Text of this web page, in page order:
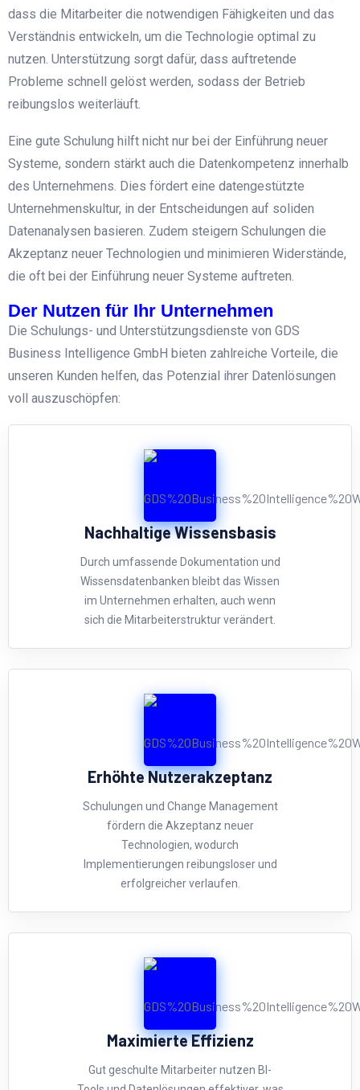
dass die Mitarbeiter die notwendigen Fähigkeiten und das
Verständnis entwickeln, um die Technologie optimal zu
nutzen. Unterstützung sorgt dafür, dass auftretende
Probleme schnell gelöst werden, sodass der Betrieb
reibungslos weiterläuft.
Eine gute Schulung hilft nicht nur bei der Einführung neuer
Systeme, sondern stärkt auch die Datenkompetenz innerhalb
des Unternehmens. Dies fördert eine datengestützte
Unternehmenskultur, in der Entscheidungen auf soliden
Datenanalysen basieren. Zudem steigern Schulungen die
Akzeptanz neuer Technologien und minimieren Widerstände,
die oft bei der Einführung neuer Systeme auftreten.
Der Nutzen für Ihr Unternehmen
Die Schulungs- und Unterstützungsdienste von GDS
Business Intelligence GmbH bieten zahlreiche Vorteile, die
unseren Kunden helfen, das Potenzial ihrer Datenlösungen
voll auszuschöpfen:
Nachhaltige Wissensbasis
Durch umfassende Dokumentation und
Wissensdatenbanken bleibt das Wissen
im Unternehmen erhalten, auch wenn
sich die Mitarbeiterstruktur verändert.
Erhöhte Nutzerakzeptanz
Schulungen und Change Management
fördern die Akzeptanz neuer
Technologien, wodurch
Implementierungen reibungsloser und
erfolgreicher verlaufen.
Maximierte Effizienz
Gut geschulte Mitarbeiter nutzen BI-